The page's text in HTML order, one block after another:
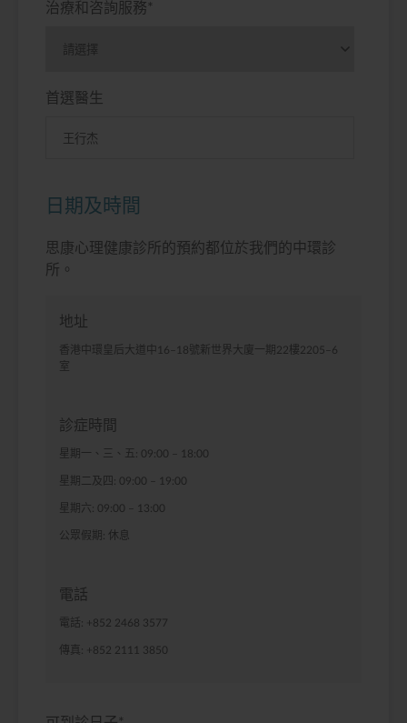
治療和咨詢服務 *
首選醫生
日期及時間
思康心理健康診所的預約都位於我們的中環診
所。
地址
香港中環皇后大道中16–18號新世界大廈一期22樓2205–6
室
診症時間
星期一、三、五: 09:00 – 18:00
星期二及四: 09:00 – 19:00
星期六: 09:00 – 13:00
公眾假期: 休息
電話
電話: +852 2468 3577
傳真: +852 2111 3850